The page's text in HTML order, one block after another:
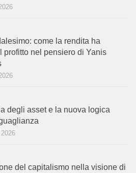
come la rendita ha
profitto nel pensiero di Yanis
degli asset e la nuova logica
del capitalismo nella visione di